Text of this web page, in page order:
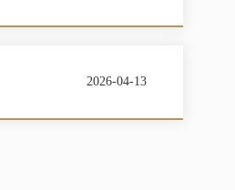
2026-04-13